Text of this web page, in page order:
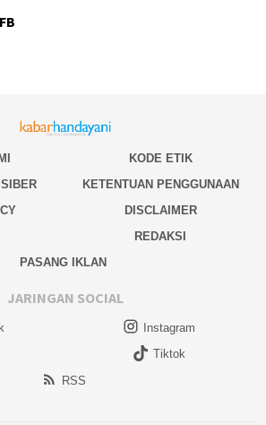
KODE ETIK
KETENTUAN PENGGUNAAN
DISCLAIMER
REDAKSI
PASANG IKLAN
JARINGAN SOCIAL
Instagram
Tiktok
RSS